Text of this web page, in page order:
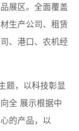
展区。全面覆盖
生产公司、租赁
、港口、农机经
题，以科技彰显
全 展示根据中
的产品，以